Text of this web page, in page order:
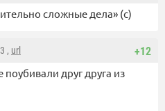
сложные дела» (с)
+12
, url
друг друга из